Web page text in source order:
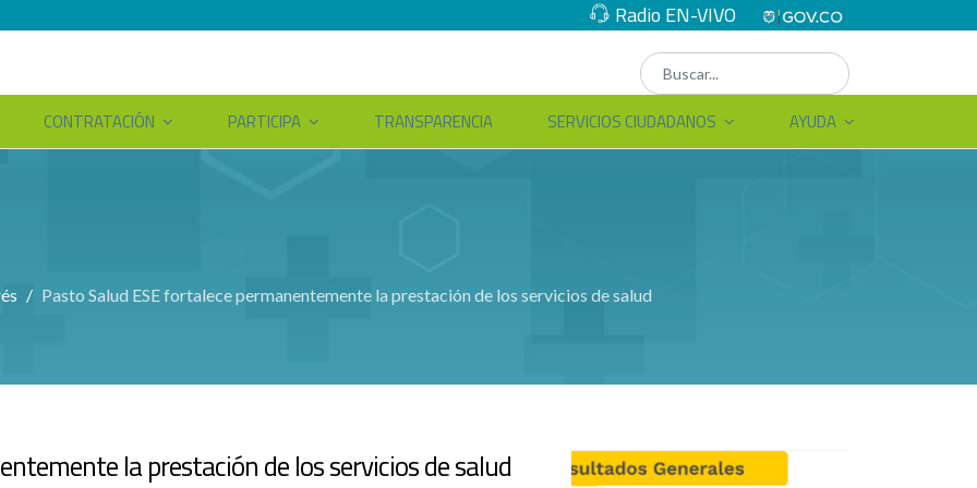
Radio EN-VIVO
CONTRATACIÓN PARTICIPA TRANSPARENCIA SERVICIOS CIUDADANOS AYUDA
Pasto Salud ESE fortalece permanentemente la prestación de los servicios de salud
la prestación de los servicios de salud